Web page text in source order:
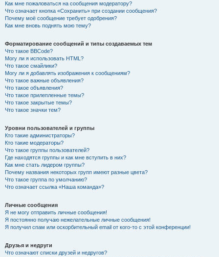
Как мне пожаловаться на сообщения модератору?
Что означает кнопка «Сохранить» при создании сообщения?
Почему моё сообщение требует одобрения?
Как мне вновь поднять мою тему?
Форматирование сообщений и типы создаваемых тем
Что такое BBCode?
Могу ли я использовать HTML?
Что такое смайлики?
Могу ли я добавлять изображения к сообщениям?
Что такое важные объявления?
Что такое объявления?
Что такое прилепленные темы?
Что такое закрытые темы?
Что такое значки тем?
Уровни пользователей и группы
Кто такие администраторы?
Кто такие модераторы?
Что такое группы пользователей?
Где находятся группы и как мне вступить в них?
Как мне стать лидером группы?
Почему названия некоторых групп имеют разные цвета?
Что такое группа по умолчанию?
Что означает ссылка «Наша команда»?
Личные сообщения
Я не могу отправить личные сообщения!
Я постоянно получаю нежелательные личные сообщения!
Я получил спам или оскорбительный email от кого-то с этой конференции!
Друзья и недруги
Что означают списки друзей и недругов?